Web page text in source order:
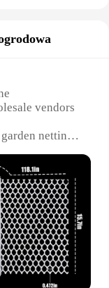
vendors
netting
gardens
for both
needs
Available in
setups